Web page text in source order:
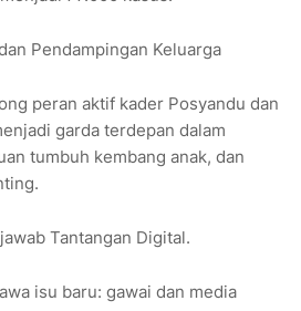
Pendampingan Keluarga
peran aktif kader Posyandu dan
garda terdepan dalam
tumbuh kembang anak, dan
Tantangan Digital.
isu baru: gawai dan media